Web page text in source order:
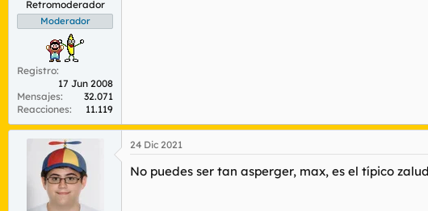
Retromoderador
Moderador
Registro
17 Jun 2008
Mensajes
32.071
Reacciones
11.119
24 Dic 2021
No puedes ser tan asperger, max, es el típico